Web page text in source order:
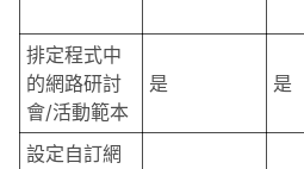
排定程式中
的網路研討
會/活動範本
是 是
設定自訂網